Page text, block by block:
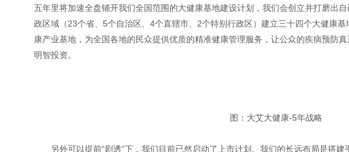
五年里将加速全盘铺开我们全国范围的大健康基地建设计划，我们会创立并打磨出
政区域（23个省、5个自治区、4个直辖市、2个特别行政区）建立三十四个大健康
康产业基地，为全国各地的民众提供优质的精准健康管理服务，让公众的疾病预防
明智投资。
图：大艾大健康-5年战略
另外可以提前“剧透”下，我们目前已然启动了上市计划。我们的长远布局是搭